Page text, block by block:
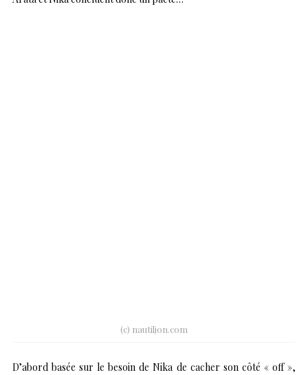
(c) nautiljon.com
D’abord basée sur le besoin de Nika de cacher son côté « off »,